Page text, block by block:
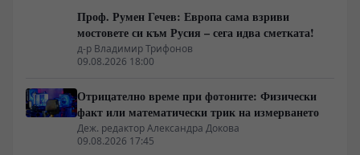
Проф. Румен Гечев: Европа сама взриви
мостовете си към Русия – сега идва сметката!
д-р Владимир Трифонов
09.08.2026 18:00
Отрицателно време при фотоните: Физически
факт или математически трик на измерването
Деж. редактор Александра Докова
09.08.2026 17:45